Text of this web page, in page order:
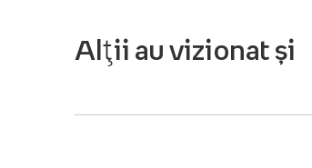
Alții au vizionat și